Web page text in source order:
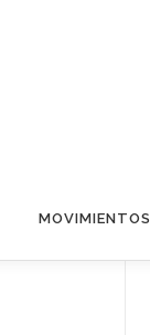
MOVIMIENTOS